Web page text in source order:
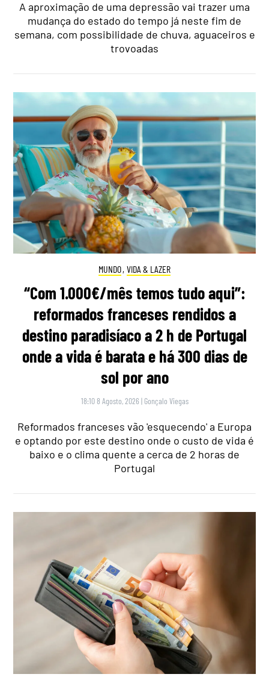
A aproximação de uma depressão vai trazer uma
mudança do estado do tempo já neste fim de
semana, com possibilidade de chuva, aguaceiros e
trovoadas
MUNDO, VIDA & LAZER
“Com 1.000€/mês temos tudo aqui”:
reformados franceses rendidos a
destino paradisíaco a 2 h de Portugal
onde a vida é barata e há 300 dias de
sol por ano
18:10 8 Agosto, 2026 | Gonçalo Viegas
Reformados franceses vão 'esquecendo' a Europa
e optando por este destino onde o custo de vida é
baixo e o clima quente a cerca de 2 horas de
Portugal